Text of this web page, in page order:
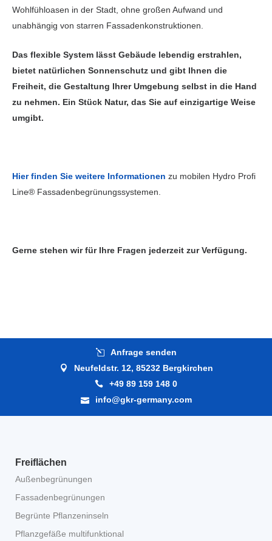
Wohlfühloasen in der Stadt, ohne großen Aufwand und
unabhängig von starren Fassadenkonstruktionen.
Das flexible System lässt Gebäude lebendig erstrahlen,
bietet natürlichen Sonnenschutz und gibt Ihnen die
Freiheit, die Gestaltung Ihrer Umgebung selbst in die Hand
zu nehmen. Ein Stück Natur, das Sie auf einzigartige Weise
umgibt.
Hier finden Sie weitere Informationen zu mobilen Hydro Profi
Line® Fassadenbegrünungssystemen.
Gerne stehen wir für Ihre Fragen jederzeit zur Verfügung.
Anfrage senden
Neufeldstr. 12, 85232 Bergkirchen
+49 89 159 148 0
info@gkr-germany.com
Freiflächen
Außenbegrünungen
Fassadenbegrünungen
Begrünte Pflanzeninseln
Pflanzgefäße multifunktional